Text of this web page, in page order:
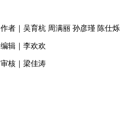
作者｜吴育杭 周满丽 孙彦瑾 陈仕烁
编辑｜李欢欢
审核｜梁佳涛